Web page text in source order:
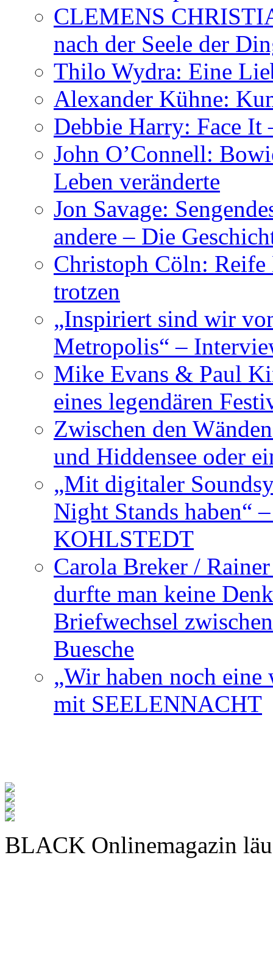
CLEMENS
nach der Seele der
Thilo Wydra: Eine
Alexander Kühne:
Debbie Harry: Face
John O’Connell:
Leben veränderte
Jon Savage:
andere – Die
Christoph Cöln:
trotzen
„Inspiriert sind wir
Metropolis“ –
Mike Evans & Paul
eines legendären
Zwischen den
und Hiddensee oder
„Mit digitaler
Night Stands haben“
KOHLSTEDT
Carola Breker /
durfte man keine
Briefwechsel
Buesche
„Wir haben noch
mit SEELENNACHT
BLACK Onlinemagazin